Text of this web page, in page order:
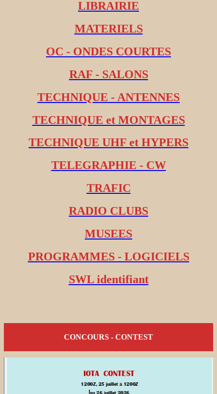
LIBRAIRIE
MATERIELS
OC - ONDES COURTES
RAF - SALONS
TECHNIQUE - ANTENNES
TECHNIQUE et MONTAGES
TECHNIQUE UHF et HYPERS
TELEGRAPHIE - CW
TRAFIC
RADIO CLUBS
MUSEES
PROGRAMMES - LOGICIELS
SWL identifiant
CONCOURS - CONTEST